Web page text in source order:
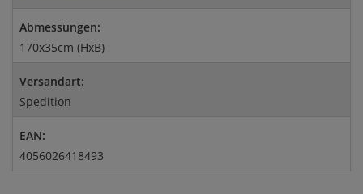
Abmessungen:
170x35cm (HxB)
Versandart:
Spedition
EAN:
4056026418493